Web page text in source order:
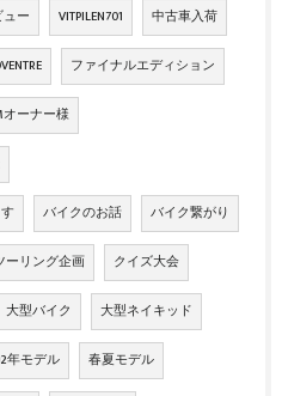
ー VITPILEN701 中古車入荷
ファイナルエディション
オーナー様
バイクのお話 バイク繋がり
ーリング企画 クイズ大会
大型バイク 大型ネイキッド
年モデル 春夏モデル